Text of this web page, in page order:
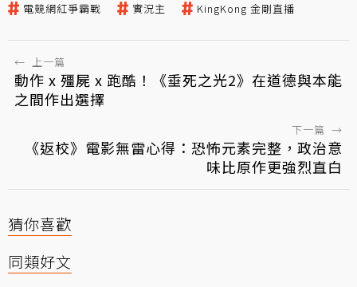
電競網紅爭霸戰 實況主 KingKong 金剛直播
← 上一篇
動作 x 殭屍 x 跑酷！《垂死之光2》在道德與本能
之間作出選擇
下一篇 →
《返校》電影無雷心得：恐怖元素完整，政治意
味比原作更強烈直白
猜你喜歡
同類好文